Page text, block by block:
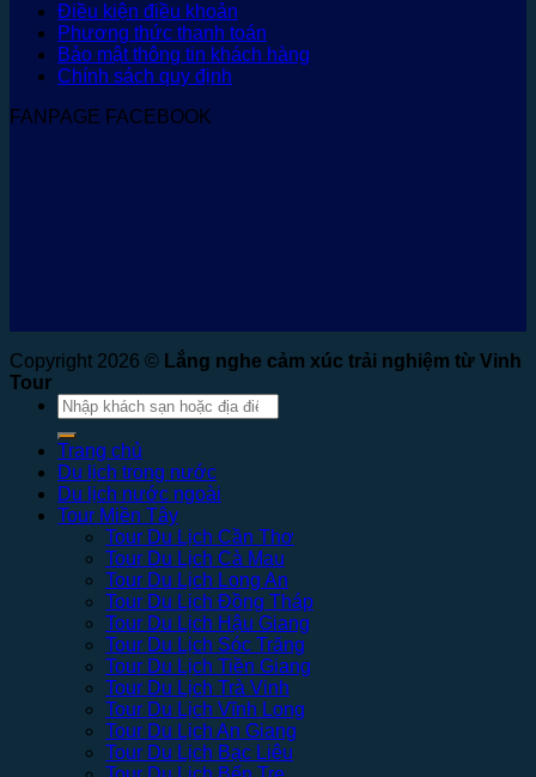
Điều kiện điều khoản
Phương thức thanh toán
Bảo mật thông tin khách hàng
Chính sách quy định
FANPAGE FACEBOOK
Copyright 2026 © Lắng nghe cảm xúc trải nghiệm từ Vinh
Tour
Tìm
kiếm:
Trang chủ
Du lịch trong nước
Du lịch nước ngoài
Tour Miền Tây
Tour Du Lịch Cần Thơ
Tour Du Lịch Cà Mau
Tour Du Lịch Long An
Tour Du Lịch Đồng Tháp
Tour Du Lịch Hậu Giang
Tour Du Lịch Sóc Trăng
Tour Du Lịch Tiền Giang
Tour Du Lịch Trà Vinh
Tour Du Lịch Vĩnh Long
Tour Du Lịch An Giang
Tour Du Lịch Bạc Liêu